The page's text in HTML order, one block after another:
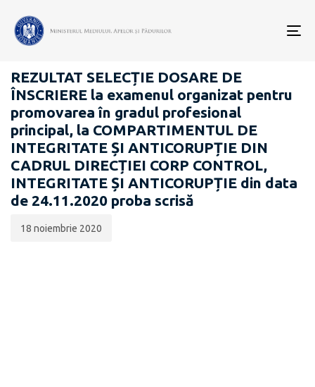
CARIERĂ
REZULTAT SELECȚIE DOSARE DE
ÎNSCRIERE la examenul organizat pentru
promovarea în gradul profesional
principal, la COMPARTIMENTUL DE
INTEGRITATE ȘI ANTICORUPȚIE DIN
CADRUL DIRECȚIEI CORP CONTROL,
INTEGRITATE ȘI ANTICORUPȚIE din data
de 24.11.2020 proba scrisă
publicării:
18 noiembrie 2020